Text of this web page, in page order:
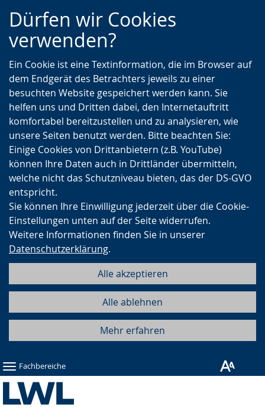
Zur
Hauptnavigation
Zur
Seitennavigation
Zum
Inhalt
Dürfen wir Cookies
verwenden?
Ein Cookie ist eine Textinformation, die im Browser auf
dem Endgerät des Betrachters jeweils zu einer
besuchten Website gespeichert werden kann. Sie
helfen uns und Dritten dabei, den Internetauftritt
komfortabel bereitzustellen und zu analysieren, wie
unsere Seiten benutzt werden. Bitte beachten Sie:
Einige Cookies von Drittanbietern (z.B. YouTube)
können Ihre Daten auch in Drittländer übermitteln,
welche nicht das Schutzniveau bieten, das der DS-GVO
entspricht.
Sie können Ihre Einwilligung jederzeit über die Cookie-
Einstellungen unten auf der Seite widerrufen.
Weitere Informationen finden Sie in unserer
Datenschutzerklärung.
Alle akzeptieren
Alle ablehnen
Mehr erfahren
Fachbereiche